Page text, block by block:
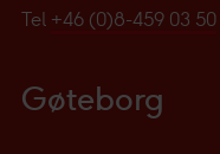
Tel +46 (0)8-459 03 50
Gøteborg